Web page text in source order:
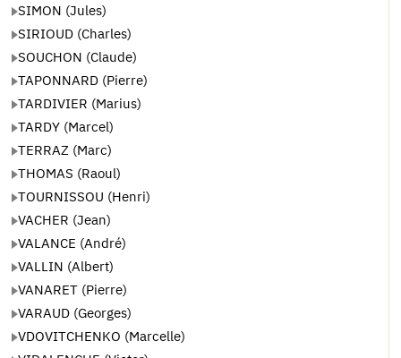
SIMON (Jules)
SIRIOUD (Charles)
SOUCHON (Claude)
TAPONNARD (Pierre)
TARDIVIER (Marius)
TARDY (Marcel)
TERRAZ (Marc)
THOMAS (Raoul)
TOURNISSOU (Henri)
VACHER (Jean)
VALANCE (André)
VALLIN (Albert)
VANARET (Pierre)
VARAUD (Georges)
VDOVITCHENKO (Marcelle)